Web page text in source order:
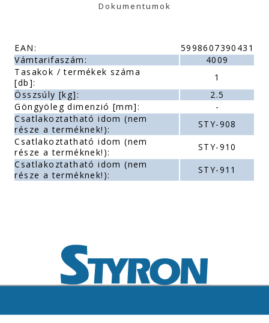
Dokumentumok
EAN:
5998607390431
Vámtarifaszám:
4009
Tasakok / termékek száma
[db]:
1
Összsúly [kg]:
2.5
Göngyöleg dimenzió [mm]:
-
Csatlakoztatható idom (nem
része a terméknek!):
STY-908
Csatlakoztatható idom (nem
része a terméknek!):
STY-910
Csatlakoztatható idom (nem
része a terméknek!):
STY-911